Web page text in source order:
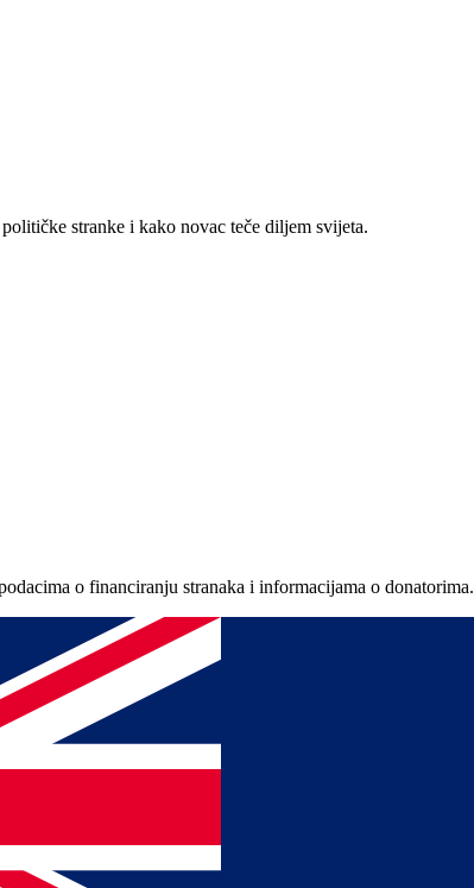
stranke i kako novac teče diljem svijeta.
o financiranju stranaka i informacijama o donatorima.